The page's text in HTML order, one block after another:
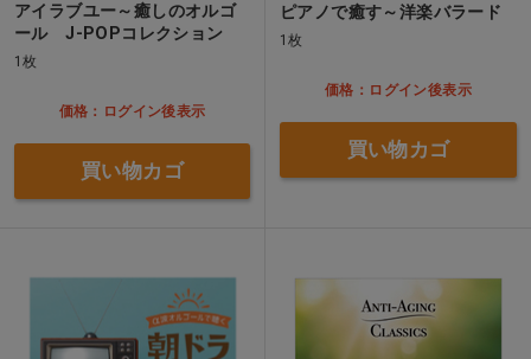
アイラブユー～癒しのオルゴ
ール J-POPコレクション
1枚
価格：ログイン後表示
買い物カゴ
ピアノで癒す～洋楽バラード
1枚
価格：ログイン後表示
買い物カゴ